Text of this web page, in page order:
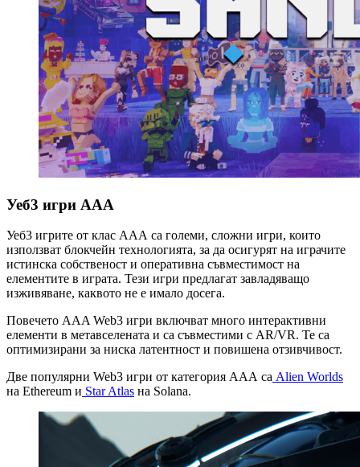
Уеб3 игри AAA
Уеб3 игрите от клас ААА са големи, сложни игри, които
използват блокчейн технологията, за да осигурят на играчите
истинска собственост и оперативна съвместимост на
елементите в играта. Тези игри предлагат завладяващо
изживяване, каквото не е имало досега.
Повечето AAA Web3 игри включват много интерактивни
елементи в метавселената и са съвместими с AR/VR. Те са
оптимизирани за ниска латентност и повишена отзивчивост.
Две популярни Web3 игри от категория ААА са Alien Worlds
на Ethereum и Star Atlas на Solana.